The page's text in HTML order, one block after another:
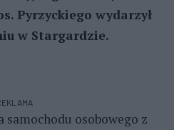
Pyrzyckiego wydarzył
w Stargardzie.
samochodu osobowego z